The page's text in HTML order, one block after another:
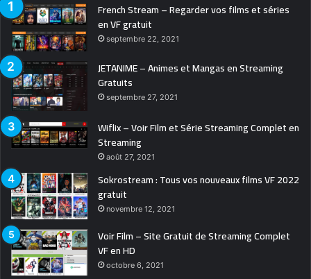
French Stream – Regarder vos films et séries
en VF gratuit
septembre 22, 2021
JETANIME – Animes et Mangas en Streaming
Gratuits
septembre 27, 2021
Wiflix – Voir Film et Série Streaming Complet en
Streaming
août 27, 2021
Sokrostream : Tous vos nouveaux films VF 2022
gratuit
novembre 12, 2021
Voir Film – Site Gratuit de Streaming Complet
VF en HD
octobre 6, 2021